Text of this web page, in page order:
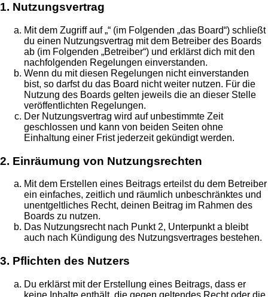
1. Nutzungsvertrag
Mit dem Zugriff auf „“ (im Folgenden „das Board“) schließt
du einen Nutzungsvertrag mit dem Betreiber des Boards
ab (im Folgenden „Betreiber“) und erklärst dich mit den
nachfolgenden Regelungen einverstanden.
Wenn du mit diesen Regelungen nicht einverstanden
bist, so darfst du das Board nicht weiter nutzen. Für die
Nutzung des Boards gelten jeweils die an dieser Stelle
veröffentlichten Regelungen.
Der Nutzungsvertrag wird auf unbestimmte Zeit
geschlossen und kann von beiden Seiten ohne
Einhaltung einer Frist jederzeit gekündigt werden.
2. Einräumung von Nutzungsrechten
Mit dem Erstellen eines Beitrags erteilst du dem Betreiber
ein einfaches, zeitlich und räumlich unbeschränktes und
unentgeltliches Recht, deinen Beitrag im Rahmen des
Boards zu nutzen.
Das Nutzungsrecht nach Punkt 2, Unterpunkt a bleibt
auch nach Kündigung des Nutzungsvertrages bestehen.
3. Pflichten des Nutzers
Du erklärst mit der Erstellung eines Beitrags, dass er
keine Inhalte enthält, die gegen geltendes Recht oder die